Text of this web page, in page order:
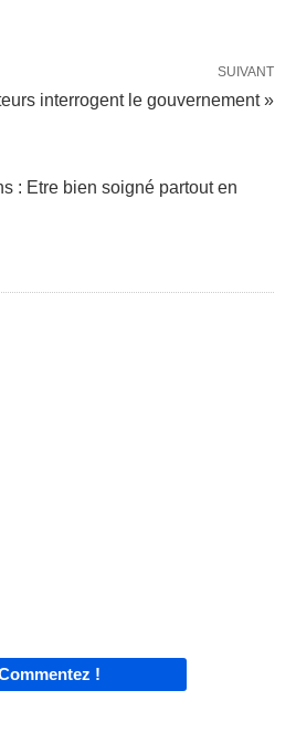
SUIVANT
interrogent le gouvernement »
: Etre bien soigné partout en
!